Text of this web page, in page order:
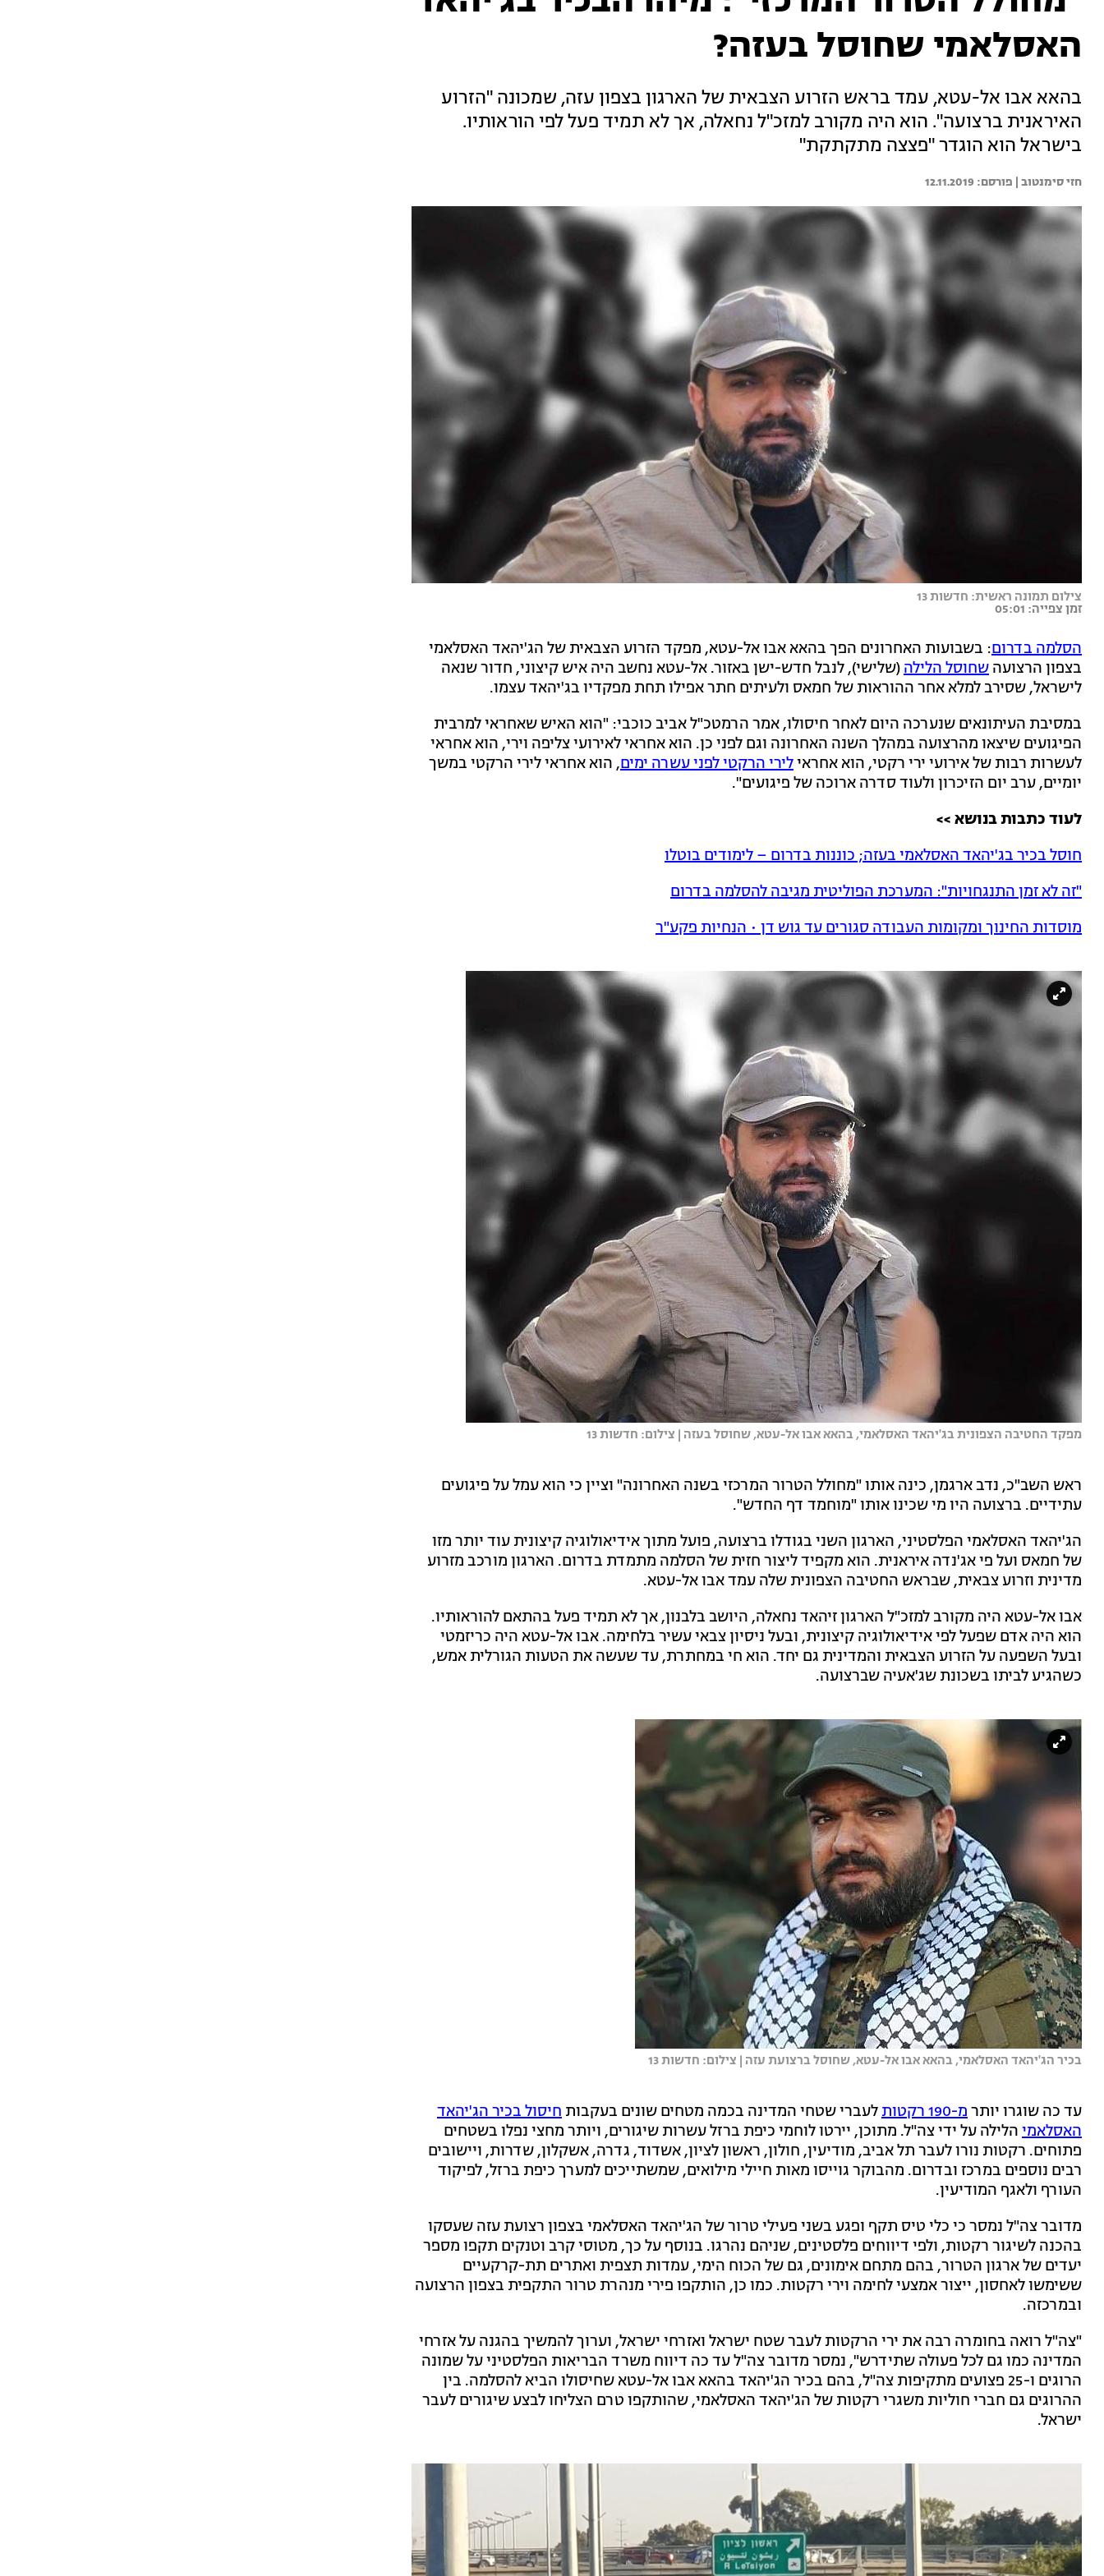
האסלאמי שחוסל בעזה?
בהאא אבו אל-עטא, עמד בראש הזרוע הצבאית של הארגון בצפון עזה, שמכונה "הזרוע
האיראנית ברצועה". הוא היה מקורב למזכ"ל נחאלה, אך לא תמיד פעל לפי הוראותיו.
בישראל הוא הוגדר "פצצה מתקתקת"
חזי סימנטוב | 12.11.2019
צילום תמונה ראשית: חדשות 13
זמן צפייה: 05:01
הסלמה בדרום: בשבועות האחרונים הפך בהאא אבו אל-עטא, מפקד הזרוע הצבאית של הג'יהאד האסלאמי
בצפון הרצועה שחוסל הלילה(שלישי), לנבל חדש-ישן באזור. אל-עטא נחשב היה איש קיצוני, חדור שנאה
לישראל, שסירב למלא אחר ההוראות של חמאס ולעיתים חתר אפילו תחת מפקדיו בג'יהאד עצמו.
במסיבת העיתונאים שנערכה היום לאחר חיסולו, אמר הרמטכ"ל אביב כוכבי: "הוא האיש שאחראי למרבית
הפיגועים שיצאו מהרצועה במהלך השנה האחרונה וגם לפני כן. הוא אחראי לאירועי צליפה וירי, הוא אחראי
לעשרות רבות של אירועי ירי רקטי, הוא אחראילירי הרקטי לפני עשרה ימים, הוא אחראי לירי הרקטי במשך
יומיים, ערב יום הזיכרון ולעוד סדרה ארוכה של פיגועים".
לעוד כתבות בנושא >>
חוסל בכיר בג'יהאד האסלאמי בעזה; כוננות בדרום – לימודים בוטלו
"זה לא זמן התנגחויות": המערכת הפוליטית מגיבה להסלמה בדרום
מוסדות החינוך ומקומות העבודה סגורים עד גוש דן • הנחיות פקע"ר
מפקד החטיבה הצפונית בג'יהאד האסלאמי, בהאא אבו אל-עטא, שחוסל בעזה | צילום: חדשות 13
ראש השב"כ, נדב ארגמן, כינה אותו "מחולל הטרור המרכזי בשנה האחרונה" וציין כי הוא עמל על פיגועים
עתידיים. ברצועה היו מי שכינו אותו "מוחמד דף החדש".
הג'יהאד האסלאמי הפלסטיני, הארגון השני בגודלו ברצועה, פועל מתוך אידיאולוגיה קיצונית עוד יותר מזו
של חמאס ועל פי אג'נדה איראנית. הוא מקפיד ליצור חזית של הסלמה מתמדת בדרום. הארגון מורכב מזרוע
מדינית וזרוע צבאית, שבראש החטיבה הצפונית שלה עמד אבו אל-עטא.
אבו אל-עטא היה מקורב למזכ"ל הארגון זיהאד נחאלה, היושב בלבנון, אך לא תמיד פעל בהתאם להוראותיו.
הוא היה אדם שפעל לפי אידיאולוגיה קיצונית, ובעל ניסיון צבאי עשיר בלחימה. אבו אל-עטא היה כריזמטי
ובעל השפעה על הזרוע הצבאית והמדינית גם יחד. הוא חי במחתרת, עד שעשה את הטעות הגורלית אמש,
כשהגיע לביתו בשכונת שג'אעיה שברצועה.
בכיר הג'יהאד האסלאמי, בהאא אבו אל-עטא, שחוסל ברצועת עזה | צילום: חדשות 13
עד כה שוגרו יותרמ-190 רקטות לעברי שטחי המדינה בכמה מטחים שונים בעקבות חיסול בכיר הג'יהאד
האסלאמי הלילה על ידי צה"ל. מתוכן, יירטו לוחמי כיפת ברזל עשרות שיגורים, ויותר מחצי נפלו בשטחים
פתוחים. רקטות נורו לעבר תל אביב, מודיעין, חולון, ראשון לציון, אשדוד, גדרה, אשקלון, שדרות, ויישובים
רבים נוספים במרכז ובדרום. מהבוקר גוייסו מאות חיילי מילואים, שמשתייכים למערך כיפת ברזל, לפיקוד
העורף ולאגף המודיעין.
מדובר צה"ל נמסר כי כלי טיס תקף ופגע בשני פעילי טרור של הג'יהאד האסלאמי בצפון רצועת עזה שעסקו
בהכנה לשיגור רקטות, ולפי דיווחים פלסטינים, שניהם נהרגו. בנוסף על כך, מטוסי קרב וטנקים תקפו מספר
יעדים של ארגון הטרור, בהם מתחם אימונים, גם של הכוח הימי, עמדות תצפית ואתרים תת-קרקעיים
ששימשו לאחסון, ייצור אמצעי לחימה וירי רקטות. כמו כן, הותקפו פירי מנהרת טרור התקפית בצפון הרצועה
ובמרכזה.
"צה"ל רואה בחומרה רבה את ירי הרקטות לעבר שטח ישראל ואזרחי ישראל, וערוך להמשיך בהגנה על אזרחי
המדינה כמו גם לכל פעולה שתידרש", נמסר מדובר צה"ל עד כה דיווח משרד הבריאות הפלסטיני על שמונה
הרוגים ו-25 פצועים מתקיפות צה"ל, בהם בכיר הג'יהאד בהאא אבו אל-עטא שחיסולו הביא להסלמה. בין
ההרוגים גם חברי חוליות משגרי רקטות של הג'יהאד האסלאמי, שהותקפו טרם הצליחו לבצע שיגורים לעבר
ישראל.